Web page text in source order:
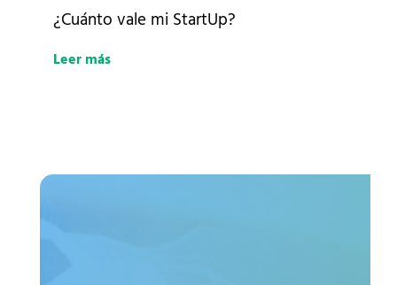
¿Cuánto vale mi StartUp?
Leer más